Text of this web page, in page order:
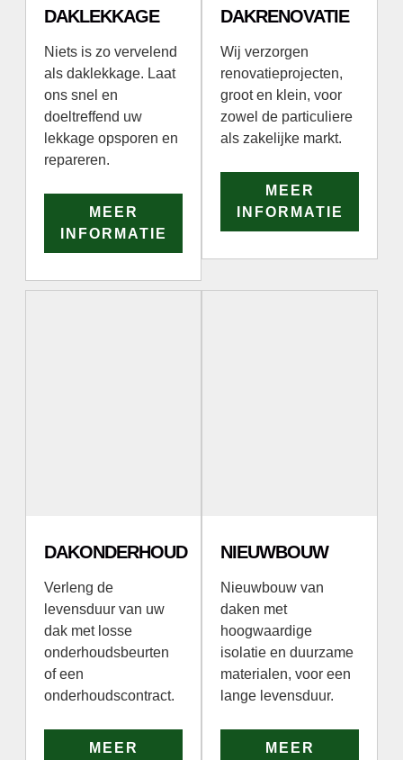
DAKLEKKAGE
Niets is zo vervelend
als daklekkage. Laat
ons snel en
doeltreffend uw
lekkage opsporen en
repareren.
MEER
INFORMATIE
DAKRENOVATIE
Wij verzorgen
renovatieprojecten,
groot en klein, voor
zowel de particuliere
als zakelijke markt.
MEER
INFORMATIE
DAKONDERHOUD
Verleng de
levensduur van uw
dak met losse
onderhoudsbeurten
of een
onderhoudscontract.
MEER
NIEUWBOUW
Nieuwbouw van
daken met
hoogwaardige
isolatie en duurzame
materialen, voor een
lange levensduur.
MEER